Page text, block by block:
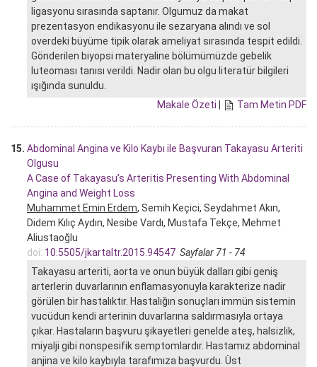
ligasyonu sırasında saptanır. Olgumuz da makat
prezentasyon endikasyonu ile sezaryana alındı ve sol
overdeki büyüme tipik olarak ameliyat sırasında tespit edildi.
Gönderilen biyopsi materyaline bölümümüzde gebelik
luteoması tanısı verildi. Nadir olan bu olgu literatür bilgileri
ışığında sunuldu.
Makale Özeti | Tam Metin PDF
15. Abdominal Angina ve Kilo Kaybı ile Başvuran Takayasu Arteriti
Olgusu
A Case of Takayasu’s Arteritis Presenting With Abdominal
Angina and Weight Loss
Muhammet Emin Erdem, Semih Keçici, Seydahmet Akın,
Didem Kılıç Aydın, Nesibe Vardı, Mustafa Tekçe, Mehmet
Aliustaoğlu
doi: 10.5505/jkartaltr.2015.94547 Sayfalar 71 - 74
Takayasu arteriti, aorta ve onun büyük dalları gibi geniş
arterlerin duvarlarının enflamasyonuyla karakterize nadir
görülen bir hastalıktır. Hastalığın sonuçları immün sistemin
vucüdun kendi arterinin duvarlarına saldırmasıyla ortaya
çıkar. Hastaların başvuru şikayetleri genelde ateş, halsizlik,
miyalji gibi nonspesifik semptomlardır. Hastamız abdominal
anjina ve kilo kaybıyla tarafımıza başvurdu. Üst